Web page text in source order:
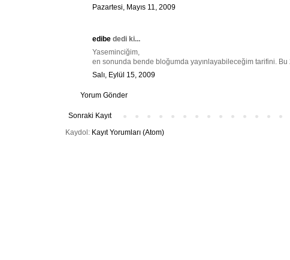
Pazartesi, Mayıs 11, 2009
edibe dedi ki...
Yaseminciğim,
en sonunda bende bloğumda yayınlayabileceğim tarifini. Bu
Salı, Eylül 15, 2009
Yorum Gönder
Sonraki Kayıt
Kaydol: Kayıt Yorumları (Atom)